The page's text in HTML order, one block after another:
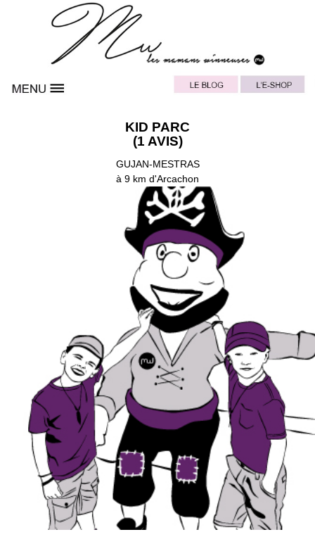
KID PARC
(1 AVIS)
GUJAN-MESTRAS
à 9 km d'Arcachon